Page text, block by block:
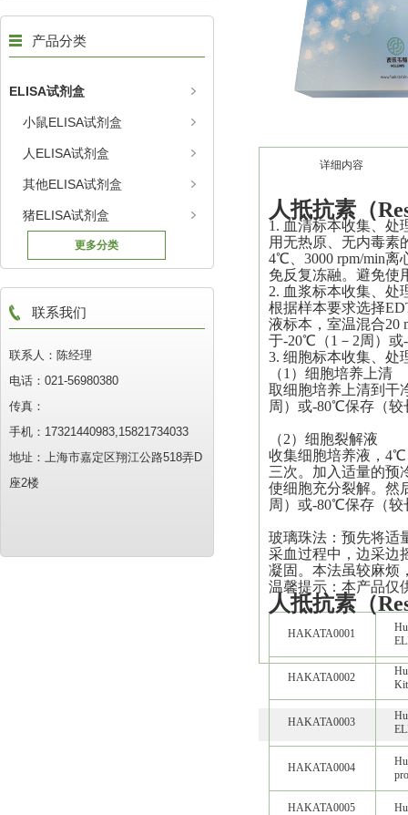
产品分类
ELISA试剂盒
小鼠ELISA试剂盒
人ELISA试剂盒
其他ELISA试剂盒
猪ELISA试剂盒
更多分类
联系我们
联系人：陈经理
电话：021-56980380
传真：
手机：17321440983,15821734033
地址：上海市嘉定区翔江公路518弄D
座2楼
详细内容
人抵抗素（
1. 血清标本收集、处
用无热原、无内毒素
4℃、3000 rpm/min
免反复冻融。避免使
2. 血浆标本收集、处
根据样本要求选择
液标本，室温混合20
于-20℃（1－2周）
3. 细胞标本收集、处
（1）细胞培养上清
取细胞培养上清到干
周）或-80℃保存（较
（2）细胞裂解液
收集细胞培养液，4℃
三次。加入适量的预
使细胞充分裂解。然
周）或-80℃保存（较
玻璃珠法：预先将适
采血过程中，边采边
凝固。本法虽较麻烦
温馨提示：本产品仅
人抵抗素（
HAKATA0001
HAKATA0002
Kit
HAKATA0003
HAKATA0004
HAKATA0005